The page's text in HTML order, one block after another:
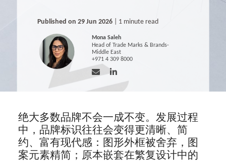
Published on 29 Jun 2026| 1 minute read
Mona Saleh
Head of Trade Marks & Brands-
Middle East
+971 4 309 8000
绝大多数品牌不会一成不变。发展过程
中，品牌标识往往会变得更清晰、简
约、富有现代感：图形外框被舍弃，图
案元素精简；原本嵌套在繁复设计中的